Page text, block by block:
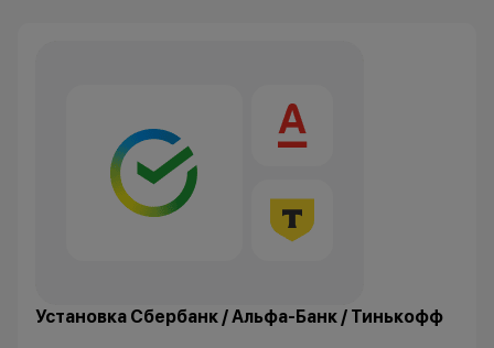
изменить условия акции в
одностороннем порядке.
Установка Сбербанк / Альфа-Банк / Тинькофф